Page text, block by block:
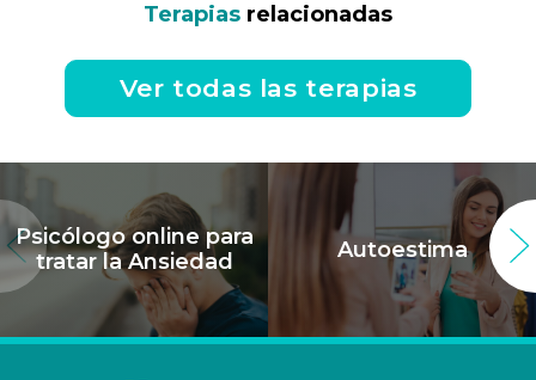
Terapias relacionadas
Psicólogo online para
tratar la Ansiedad
Autoestima
Ver todas las terapias